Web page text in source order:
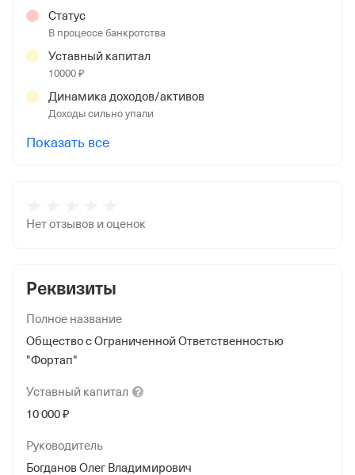
Реквизиты
Полное название
Общество с Ограниченной Ответственностью
"Фортап"
Уставный капитал
10 000 ₽
Руководитель
Богданов Олег Владимирович
Статус
В процессе банкротства
Уставный капитал
10000 ₽
Динамика доходов/активов
Доходы сильно упали
Показать все
Нет отзывов и оценок